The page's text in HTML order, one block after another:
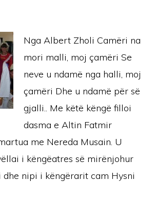
Nga Albert Zholi Camëri na
mori malli, moj çamëri Se
neve u ndamë nga halli, moj
çamëri Dhe u ndamë për së
gjalli.. Me këtë këngë filloi
dasma e Altin Fatmir
me Nereda Musain. U
i këngëatres së mirënjohur
dhe nipi i këngërarit cam Hysni